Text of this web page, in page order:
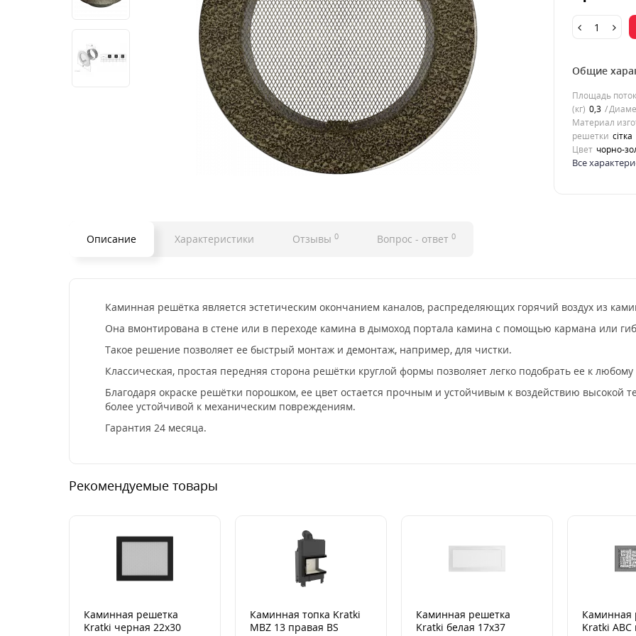
Общие
Площадь
(кг) 0,3
Материал
решетки сітка
Цвет чорно-
Все
Описание Характеристики Отзывы 0 Вопрос - ответ 0
Каминная решётка является эстетическим окончанием каналов, распределяющих горячий воздух из
Она вмонтирована в стене или в переходе камина в дымоход портала камина с помощью кармана или
Такое решение позволяет ее быстрый монтаж и демонтаж, например, для чистки.
Классическая, простая передняя сторона решётки круглой формы позволяет легко подобрать ее к
Благодаря окраске решётки порошком, ее цвет остается прочным и устойчивым к воздействию высокой
более устойчивой к механическим повреждениям.
Гарантия 24 месяца.
Рекомендуемые товары
Каминная решетка
Kratki черная 22x30
Каминная топка Kratki
MBZ 13 правая BS
Каминная решетка
Kratki белая 17x37
Каминная
Kratki ABC